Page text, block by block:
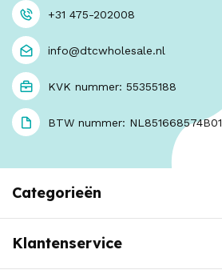
+31 475-202008
info@dtcwholesale.nl
KVK nummer: 55355188
BTW nummer: NL851668574B01
Categorieën
Klantenservice